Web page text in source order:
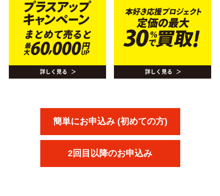
簡単にお申込み (初めての方)
2回目以降のお申込み